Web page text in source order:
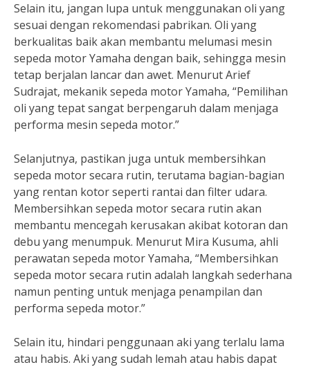
Selain itu, jangan lupa untuk menggunakan oli yang
sesuai dengan rekomendasi pabrikan. Oli yang
berkualitas baik akan membantu melumasi mesin
sepeda motor Yamaha dengan baik, sehingga mesin
tetap berjalan lancar dan awet. Menurut Arief
Sudrajat, mekanik sepeda motor Yamaha, “Pemilihan
oli yang tepat sangat berpengaruh dalam menjaga
performa mesin sepeda motor.”
Selanjutnya, pastikan juga untuk membersihkan
sepeda motor secara rutin, terutama bagian-bagian
yang rentan kotor seperti rantai dan filter udara.
Membersihkan sepeda motor secara rutin akan
membantu mencegah kerusakan akibat kotoran dan
debu yang menumpuk. Menurut Mira Kusuma, ahli
perawatan sepeda motor Yamaha, “Membersihkan
sepeda motor secara rutin adalah langkah sederhana
namun penting untuk menjaga penampilan dan
performa sepeda motor.”
Selain itu, hindari penggunaan aki yang terlalu lama
atau habis. Aki yang sudah lemah atau habis dapat